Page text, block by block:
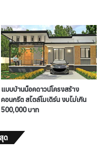
แบบบ้านน็อคดาวน์โครงสร้าง
คอนกรีต สไตล์โมเดิร์น งบไม่เกิน
500,000 บาท
ด